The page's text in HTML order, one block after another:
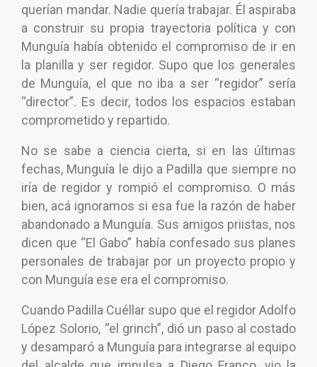
querían mandar. Nadie quería trabajar. Él aspiraba
a construir su propia trayectoria política y con
Munguía había obtenido el compromiso de ir en
la planilla y ser regidor. Supo que los generales
de Munguía, el que no iba a ser “regidor” sería
“director”. Es decir, todos los espacios estaban
comprometido y repartido.
No se sabe a ciencia cierta, si en las últimas
fechas, Munguía le dijo a Padilla que siempre no
iría de regidor y rompió el compromiso. O más
bien, acá ignoramos si esa fue la razón de haber
abandonado a Munguía. Sus amigos priistas, nos
dicen que “El Gabo” había confesado sus planes
personales de trabajar por un proyecto propio y
con Munguía ese era el compromiso.
Cuando Padilla Cuéllar supo que el regidor Adolfo
López Solorio, “el grinch”, dió un paso al costado
y desamparó a Munguía para integrarse al equipo